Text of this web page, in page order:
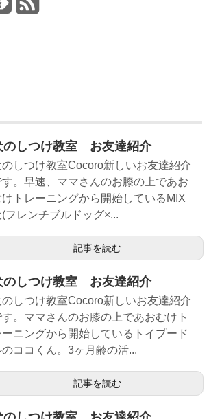
のしつけ教室 お友達紹介
のしつけ教室Cocoro新しいお友達紹介
す。早速、ママさんのお膝の上であお
けトレーニングから開始しているMIX
(フレンチブルドッグ×...
記事を読む
のしつけ教室 お友達紹介
のしつけ教室Cocoro新しいお友達紹介
す。ママさんのお膝の上であおむけト
ーニングから開始しているトイプード
のココくん。3ヶ月齢の活...
記事を読む